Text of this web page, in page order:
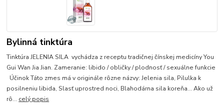
Bylinná tinktúra
Tinktúra JELENIA SILA vychádza z receptu tradičnej čínskej medicíny You
Gui Wan Jia Jian. Zameranie: libido / obličky / plodnosť / sexuálne funkcie
Účinok Táto zmes má v originále rôzne názvy: Jelenia sila, Pilulka k
posilneniu libida, Slasť uprostred noci, Blahodárna sila koreňa... Ako už
rô... celý popis